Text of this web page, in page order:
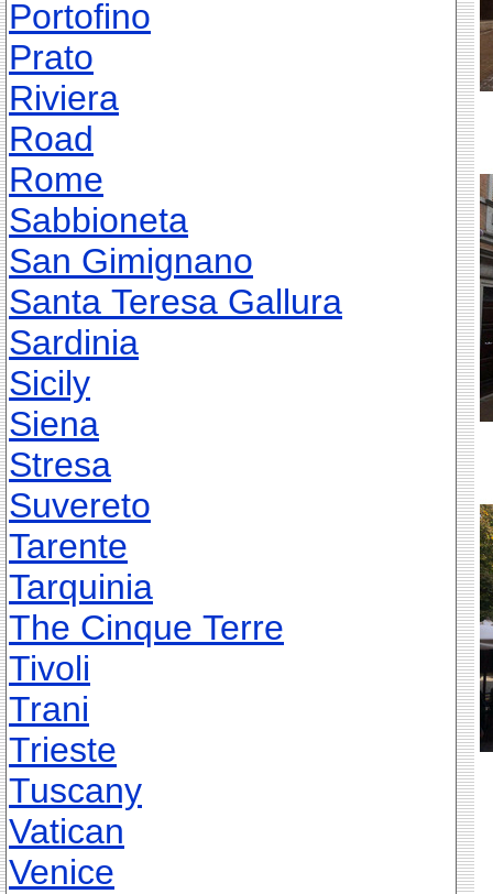
Portofino
Prato
Riviera
Road
Rome
Sabbioneta
San Gimignano
Santa Teresa Gallura
Sardinia
Sicily
Siena
Stresa
Suvereto
Tarente
Tarquinia
The Cinque Terre
Tivoli
Trani
Trieste
Tuscany
Vatican
Venice